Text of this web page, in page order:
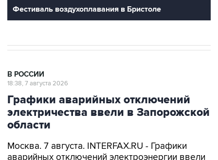
Фестиваль воздухоплавания в Бристоле
В РОССИИ
18:38, 7 августа 2026
Графики аварийных отключений
электричества ввели в Запорожской
области
Москва. 7 августа. INTERFAX.RU - Графики
аварийных отключений электроэнергии ввели